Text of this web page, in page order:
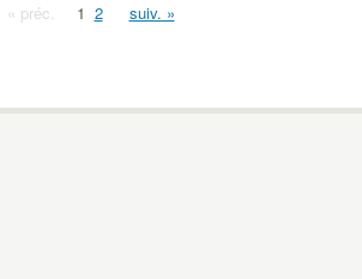
« préc. 1 2 suiv. »